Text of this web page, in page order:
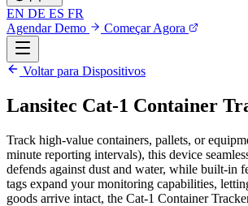
EN DE ES FR
Agendar Demo
Começar Agora
Voltar para Dispositivos
Lansitec Cat-1 Container
Track high-value containers, pallets, or
minute reporting intervals), this device
defends against dust and water, while built-in
tags expand your monitoring capabilities,
goods arrive intact, the Cat-1 Container